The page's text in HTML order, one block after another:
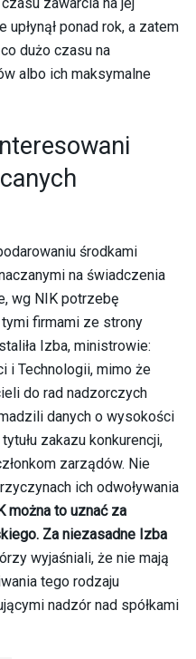
ponad rok, a zatem
dużo czasu na
albo ich maksymalne
środkami
na świadczenia
wg NIK potrzebę
firmami ze strony
Izba, ministrowie:
i Technologii, mimo że
do rad nadzorczych
danych o wysokości
zakazu konkurencji,
zarządów. Nie
ich odwoływania
można to uznać za
Za niezasadne Izba
wyjaśniali, że nie mają
tego rodzaju
nadzór nad spółkami